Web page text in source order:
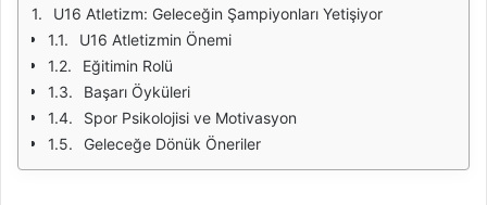
U16 Atletizm: Geleceğin Şampiyonları Yetişiyor
U16 Atletizmin Önemi
Eğitimin Rolü
Başarı Öyküleri
Spor Psikolojisi ve Motivasyon
Geleceğe Dönük Öneriler